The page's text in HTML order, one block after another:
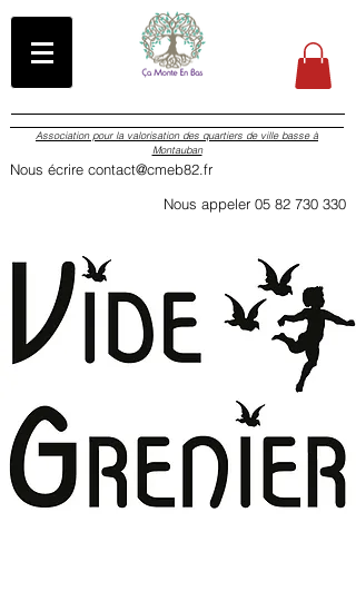
Association pour la valorisation des quartiers de ville basse à
Montauban
Nous écrire contact@cmeb82.fr
Nous appeler 05 82 730 330